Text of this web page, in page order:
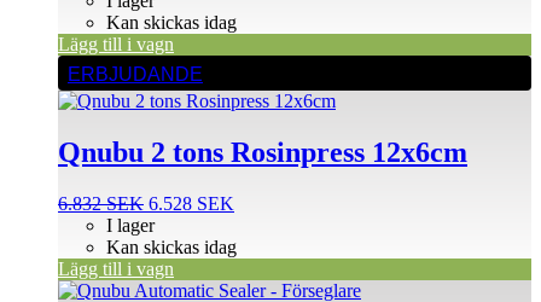
Kan skickas idag
Lägg till i vagn
ERBJUDANDE
Qnubu 2 tons Rosinpress 12x6cm
6.832SEK Det
ursprungliga
priset
var:
6.832 SEK.
6.528 SEK
priset
6.528 SEK.
I lager
Kan skickas idag
Lägg till i vagn